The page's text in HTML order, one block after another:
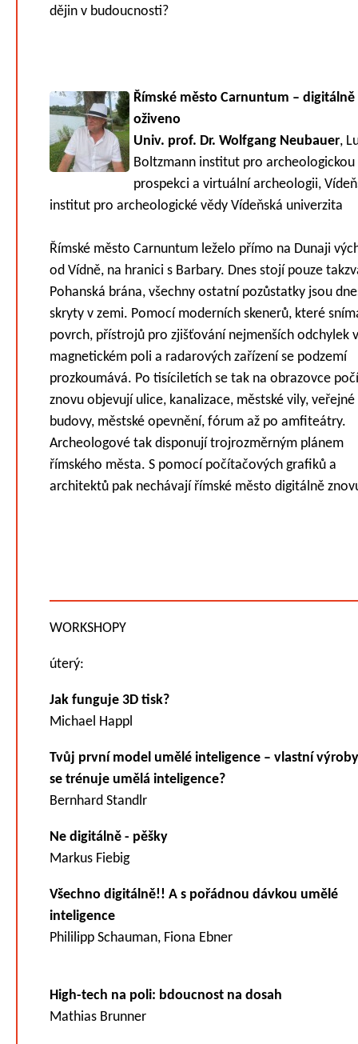
dějin v budoucnosti?
Římské město Carnuntum – digitálně
oživeno
Univ. prof. Dr. Wolfgang Neubauer,
Boltzmann institut pro archeologickou
prospekci a virtuální archeologii,
institut pro archeologické vědy Vídeňská univerzita
Římské město Carnuntum leželo přímo na Dunaji
od Vídně, na hranici s Barbary. Dnes stojí pouze
Pohanská brána, všechny ostatní pozůstatky jsou
skryty v zemi. Pomocí moderních skenerů, které
povrch, přístrojů pro zjišťování nejmenších odchylek v
magnetickém poli a radarových zařízení se podzemí
prozkoumává. Po tisíciletích se tak na obrazovce
znovu objevují ulice, kanalizace, městské vily, veřejné
budovy, městské opevnění, fórum až po amfiteátry.
Archeologové tak disponují trojrozměrným plánem
římského města. S pomocí počítačových grafiků a
architektů pak nechávají římské město digitálně
WORKSHOPY
úterý:
Jak funguje 3D tisk?
Michael Happl
Tvůj první model umělé inteligence – vlastní
se trénuje umělá inteligence?
Bernhard Standlr
Ne digitálně - pěšky
Markus Fiebig
Všechno digitálně!! A s pořádnou dávkou umělé
inteligence
Phililipp Schauman, Fiona Ebner
High-tech na poli: bdoucnost na dosah
Mathias Brunner